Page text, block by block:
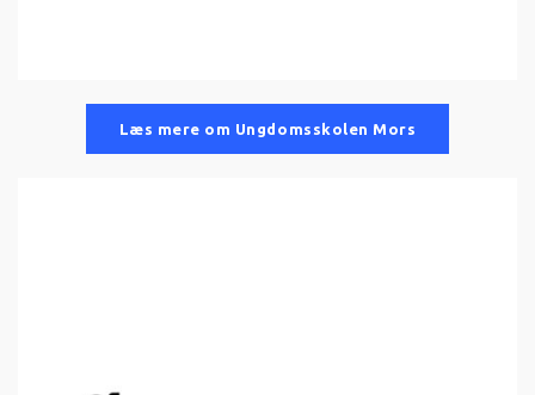
Læs mere om Ungdomsskolen Mors